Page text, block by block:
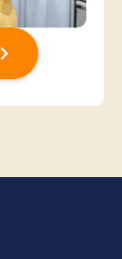
